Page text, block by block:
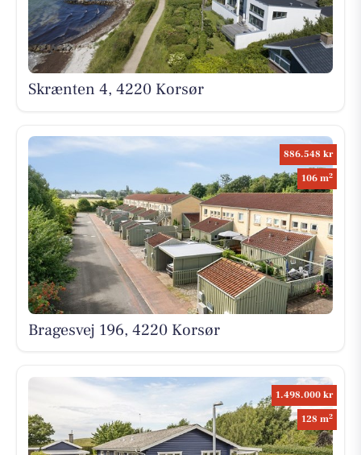
Skrænten 4, 4220 Korsør
886.548 kr
106 m2
Bragesvej 196, 4220 Korsør
1.498.000 kr
128 m2